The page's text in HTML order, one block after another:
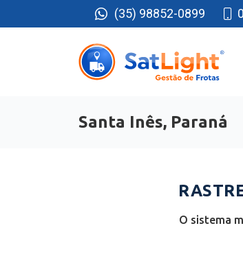
(35) 98852-0899
Santa Inês, Paraná
O sistema